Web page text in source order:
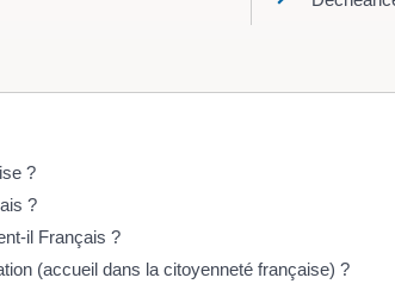
?
?
il Français ?
(accueil dans la citoyenneté française) ?